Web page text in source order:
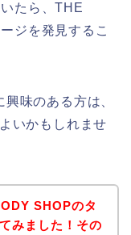
たら、THE
ジを発見するこ
味のある方は、
いかもしれませ
SHOPのタ
みました！その